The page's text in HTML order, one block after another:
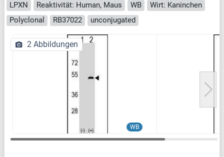
LPXN Reaktivität: Human, Maus WB
Wirt: Kaninchen
Polyclonal
RB37022 unconjugated
WB
2 Abbildungen